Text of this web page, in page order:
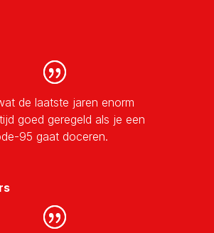
de laatste jaren enorm
goed geregeld als je een
95 gaat doceren.